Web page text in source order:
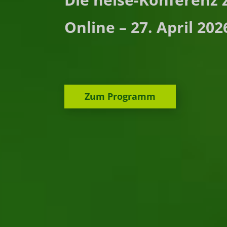
Online – 27. April
Zum Programm